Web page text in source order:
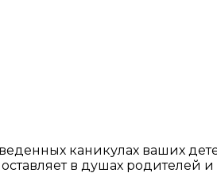
каникулах ваших
в душах родителей